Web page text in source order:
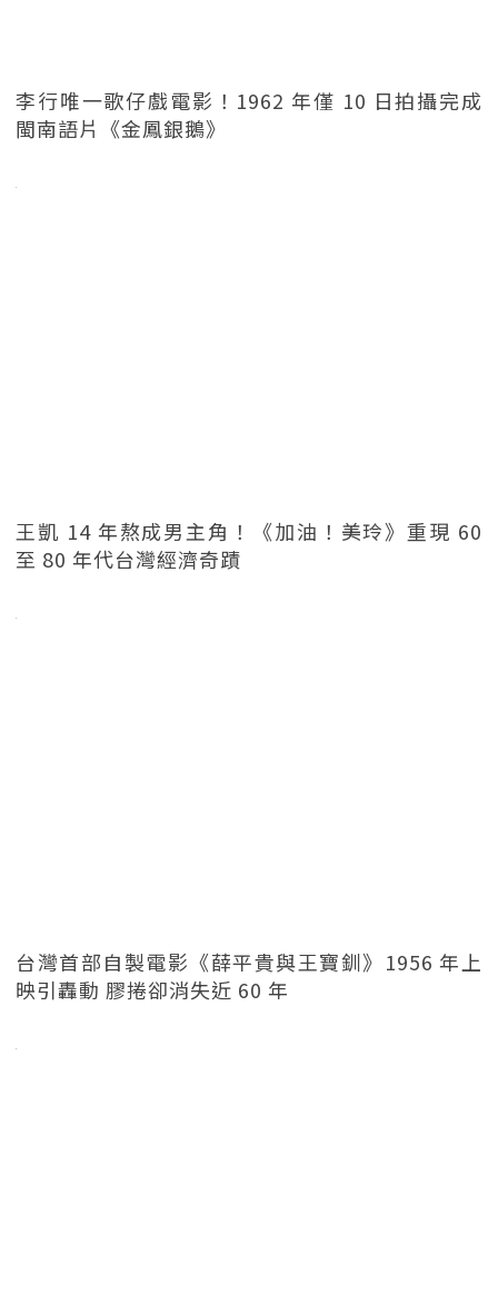
李行唯一歌仔戲電影！1962 年僅 10 日拍攝完成
閩南語片《金鳳銀鵝》
王凱 14 年熬成男主角！《加油！美玲》重現 60
至 80 年代台灣經濟奇蹟
台灣首部自製電影《薛平貴與王寶釧》1956 年上
映引轟動 膠捲卻消失近 60 年